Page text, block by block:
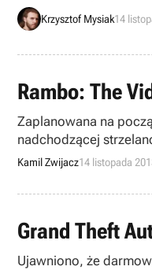
Krzysztof Mysiak14
Rambo: The
Zaplanowana na
nadchodzącej
Kamil Zwijacz14 listopada
Grand Theft
Ujawniono, że